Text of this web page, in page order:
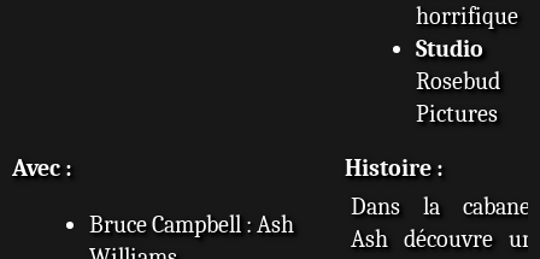
horrifique
Studio:
Rosebud
Pictures
Avec :
Bruce Campbell : Ash
Histoire :
Dans la cabane,
Ash découvre un